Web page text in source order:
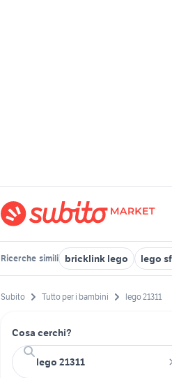
Ricerche simili bricklink lego lego
Subito Tutto per i bambini lego 21311
Cosa cerchi?